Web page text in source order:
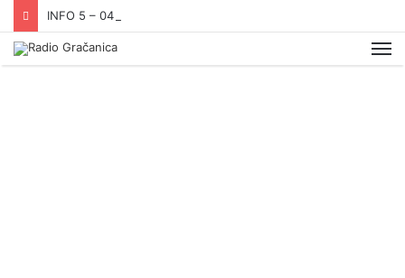
INFO 5 – 04.08.2026.